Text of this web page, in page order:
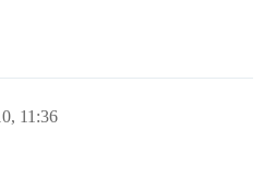
11:36